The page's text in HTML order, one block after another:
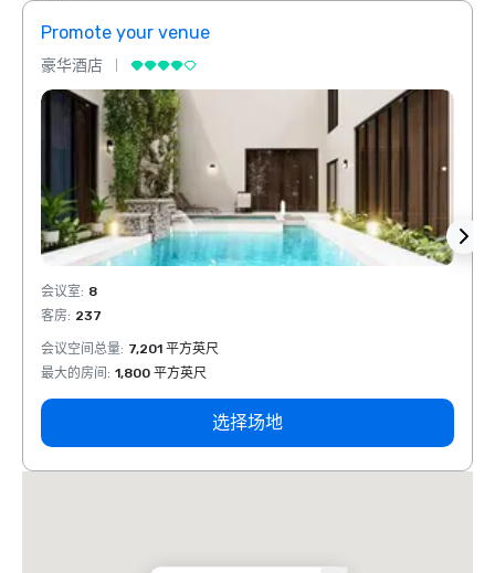
Promote your venue
豪华酒店
会议室: 8
客房: 237
会议空间总量: 7,201 平方英尺
最大的房间 : 1,800 平方英尺
选择场地